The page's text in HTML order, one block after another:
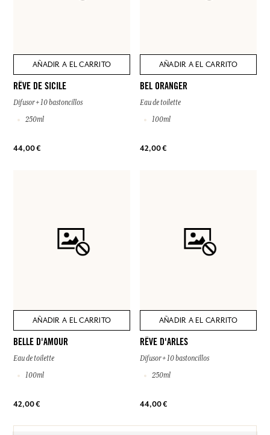
AÑADIR A EL CARRITO
RÊVE DE SICILE
Difusor + 10 bastoncillos
250ml
44,00 €
AÑADIR A EL CARRITO
BEL ORANGER
Eau de toilette
100ml
42,00 €
AÑADIR A EL CARRITO
BELLE D'AMOUR
Eau de toilette
100ml
42,00 €
AÑADIR A EL CARRITO
RÊVE D'ARLES
Difusor + 10 bastoncillos
250ml
44,00 €